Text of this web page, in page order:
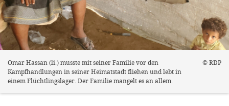
Omar Hassan (li.) musste mit seiner Familie vor den
Kampfhandlungen in seiner Heimatstadt fliehen und lebt in
einem Flüchtlingslager. Der Familie mangelt es an allem.
© RDP